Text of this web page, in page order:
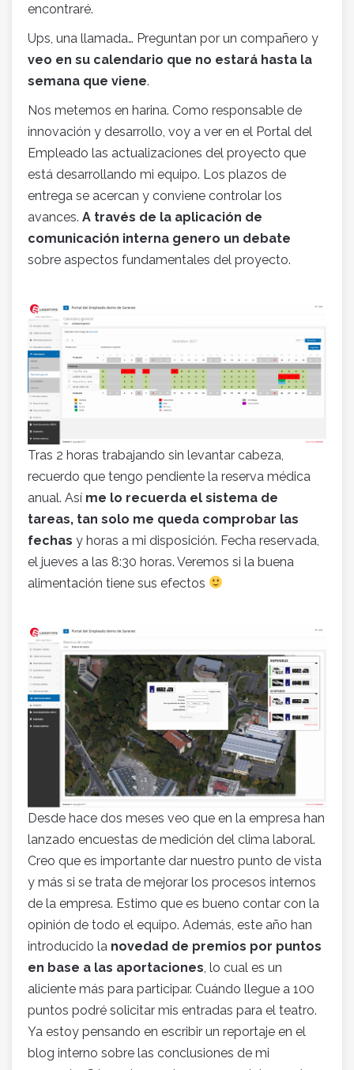
encontraré.
Ups, una llamada… Preguntan por un compañero y
veo en su calendario que no estará hasta la
semana que viene.
Nos metemos en harina. Como responsable de
innovación y desarrollo, voy a ver en el Portal del
Empleado las actualizaciones del proyecto que
está desarrollando mi equipo. Los plazos de
entrega se acercan y conviene controlar los
avances. A través de la aplicación de
comunicación interna genero un debate
sobre aspectos fundamentales del proyecto.
Tras 2 horas trabajando sin levantar cabeza,
recuerdo que tengo pendiente la reserva médica
anual. Así me lo recuerda el sistema de
tareas, tan solo me queda comprobar las
fechas y horas a mi disposición. Fecha reservada,
el jueves a las 8:30 horas. Veremos si la buena
alimentación tiene sus efectos
Desde hace dos meses veo que en la empresa han
lanzado encuestas de medición del clima laboral.
Creo que es importante dar nuestro punto de vista
y más si se trata de mejorar los procesos internos
de la empresa. Estimo que es bueno contar con la
opinión de todo el equipo. Además, este año han
introducido la novedad de premios por puntos
en base a las aportaciones, lo cual es un
aliciente más para participar. Cuándo llegue a 100
puntos podré solicitar mis entradas para el teatro.
Ya estoy pensando en escribir un reportaje en el
blog interno sobre las conclusiones de mi